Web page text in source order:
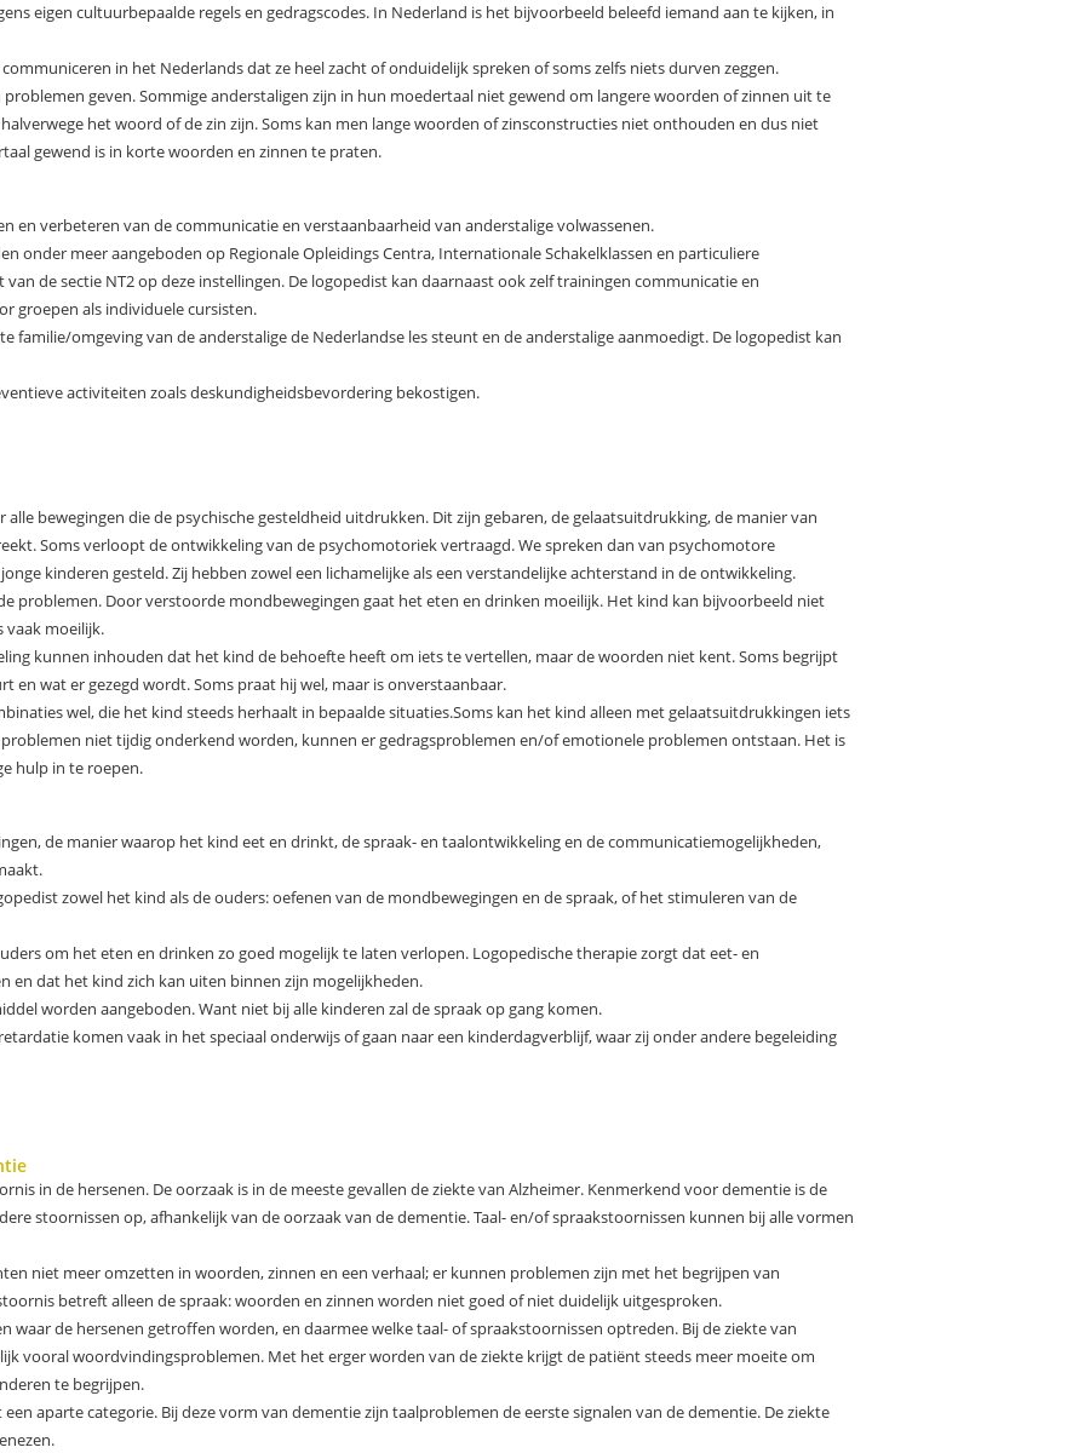
eigen cultuurbepaalde regels en gedragscodes. In Nederland is het bijvoorbeeld beleefd iemand aan te kijken, in
in het Nederlands dat ze heel zacht of onduidelijk spreken of soms zelfs niets durven zeggen.
geven. Sommige anderstaligen zijn in hun moedertaal niet gewend om langere woorden of zinnen uit te
het woord of de zin zijn. Soms kan men lange woorden of zinsconstructies niet onthouden en dus niet
gewend is in korte woorden en zinnen te praten.
en verbeteren van de communicatie en verstaanbaarheid van anderstalige volwassenen.
onder meer aangeboden op Regionale Opleidings Centra, Internationale Schakelklassen en particuliere
de sectie NT2 op deze instellingen. De logopedist kan daarnaast ook zelf trainingen communicatie en
groepen als individuele cursisten.
familie/omgeving van de anderstalige de Nederlandse les steunt en de anderstalige aanmoedigt. De logopedist kan
activiteiten zoals deskundigheidsbevordering bekostigen.
bewegingen die de psychische gesteldheid uitdrukken. Dit zijn gebaren, de gelaatsuitdrukking, de manier van
Soms verloopt de ontwikkeling van de psychomotoriek vertraagd. We spreken dan van psychomotore
kinderen gesteld. Zij hebben zowel een lichamelijke als een verstandelijke achterstand in de ontwikkeling.
problemen. Door verstoorde mondbewegingen gaat het eten en drinken moeilijk. Het kind kan bijvoorbeeld niet
vaak moeilijk.
kunnen inhouden dat het kind de behoefte heeft om iets te vertellen, maar de woorden niet kent. Soms begrijpt
en wat er gezegd wordt. Soms praat hij wel, maar is onverstaanbaar.
wel, die het kind steeds herhaalt in bepaalde situaties.Soms kan het kind alleen met gelaatsuitdrukkingen iets
niet tijdig onderkend worden, kunnen er gedragsproblemen en/of emotionele problemen ontstaan. Het is
hulp in te roepen.
de manier waarop het kind eet en drinkt, de spraak- en taalontwikkeling en de communicatiemogelijkheden,
zowel het kind als de ouders: oefenen van de mondbewegingen en de spraak, of het stimuleren van de
om het eten en drinken zo goed mogelijk te laten verlopen. Logopedische therapie zorgt dat eet- en
dat het kind zich kan uiten binnen zijn mogelijkheden.
worden aangeboden. Want niet bij alle kinderen zal de spraak op gang komen.
komen vaak in het speciaal onderwijs of gaan naar een kinderdagverblijf, waar zij onder andere begeleiding
in de hersenen. De oorzaak is in de meeste gevallen de ziekte van Alzheimer. Kenmerkend voor dementie is de
stoornissen op, afhankelijk van de oorzaak van de dementie. Taal- en/of spraakstoornissen kunnen bij alle vormen
niet meer omzetten in woorden, zinnen en een verhaal; er kunnen problemen zijn met het begrijpen van
betreft alleen de spraak: woorden en zinnen worden niet goed of niet duidelijk uitgesproken.
waar de hersenen getroffen worden, en daarmee welke taal- of spraakstoornissen optreden. Bij de ziekte van
vooral woordvindingsproblemen. Met het erger worden van de ziekte krijgt de patiënt steeds meer moeite om
te begrijpen.
aparte categorie. Bij deze vorm van dementie zijn taalproblemen de eerste signalen van de dementie. De ziekte